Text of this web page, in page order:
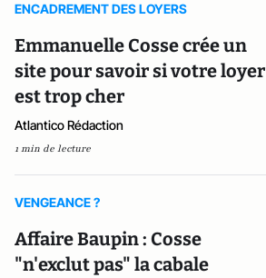
ENCADREMENT DES LOYERS
Emmanuelle Cosse crée un
site pour savoir si votre loyer
est trop cher
Atlantico Rédaction
1 min de lecture
VENGEANCE ?
Affaire Baupin : Cosse
"n'exclut pas" la cabale